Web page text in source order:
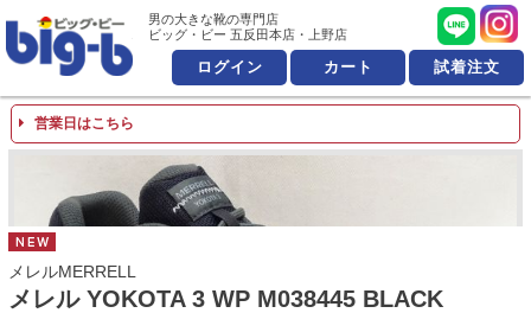
男の大きな靴の専門店 ビッ
男の大きな靴の専門店
ビッグ・ビー 五反田本店・上野店
ログイン カート 試着注文
営業日はこちら
メレルMERRELL
メレル YOKOTA 3 WP M038445 BLACK